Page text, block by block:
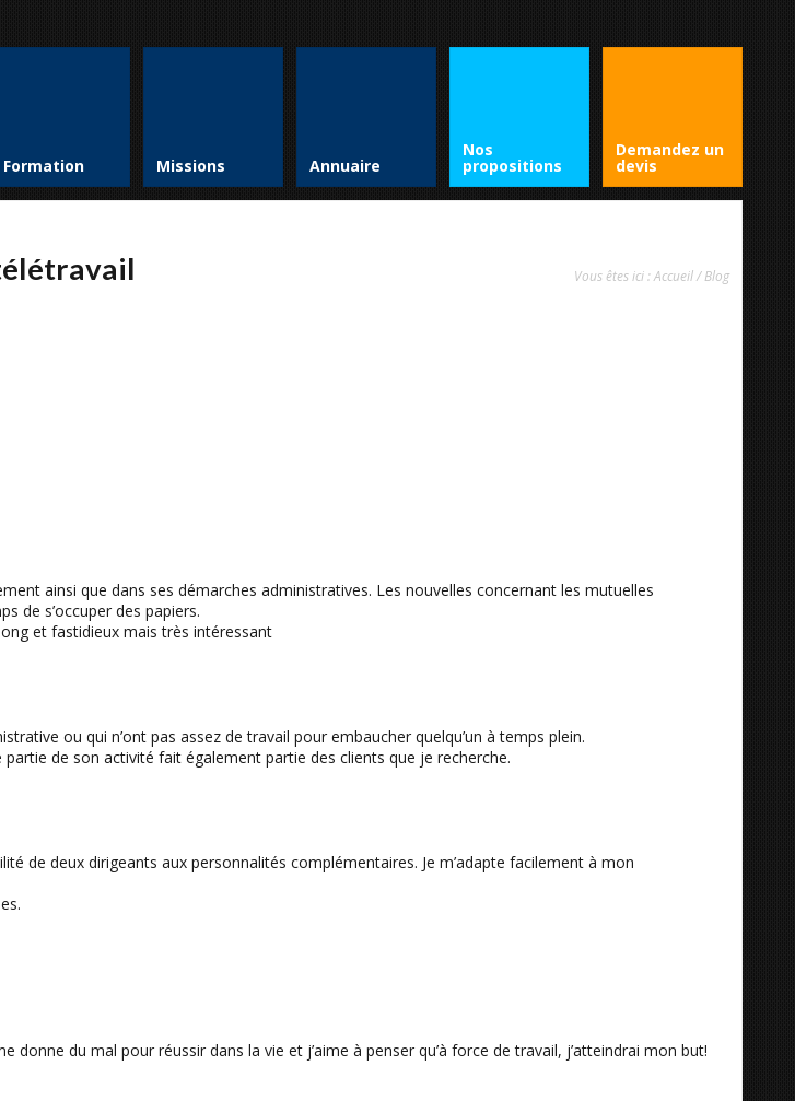
Formation Missions Annuaire
Nos
propositions
Demandez un
devis
Vous êtes ici :Accueil/Blog
ainsi que dans ses démarches administratives. Les nouvelles concernant les mutuelles
de s’occuper des papiers.
et fastidieux mais très intéressant
ou qui n’ont pas assez de travail pour embaucher quelqu’un à temps plein.
de son activité fait également partie des clients que je recherche.
de deux dirigeants aux personnalités complémentaires. Je m’adapte facilement à mon
du mal pour réussir dans la vie et j’aime à penser qu’à force de travail, j’atteindrai mon but!